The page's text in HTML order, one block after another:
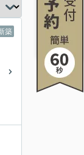
築